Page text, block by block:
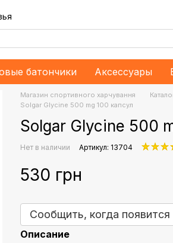
батончики Аксессуары
Магазин спортивного харчування
Solgar Glycine 500 mg 100 капсул
Solgar Glycine 500
Нет в наличии Артикул: 13704
530 грн
Сообщить, когда появится
Описание